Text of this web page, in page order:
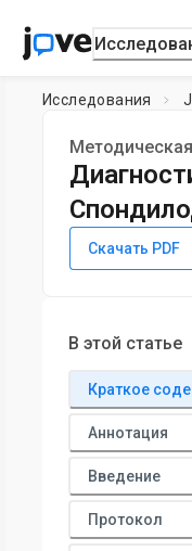
Исследования
DOI: 10.3791/
Yakefu Abulizi*1
Saarland
Скачать PDF
В этой статье
Краткое
Аннотация
Введение
Протокол